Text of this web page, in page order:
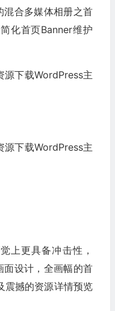
混合多媒体相册之首
化首页Banner维护
上更具备冲击性，
设计，全画幅的首
震撼的资源详情预览